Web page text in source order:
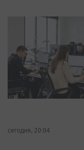
сегодня, 20:04